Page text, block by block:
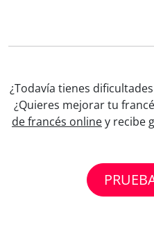
¿Todavía tienes
¿Quieres mejorar tu
de francés onliney recibe